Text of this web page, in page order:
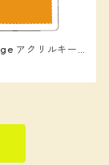
アクリルキー